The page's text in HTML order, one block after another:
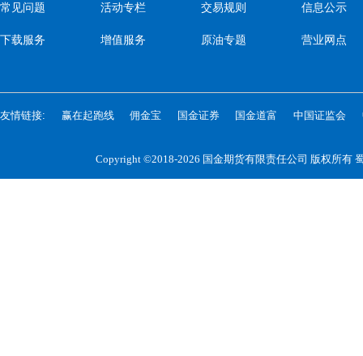
常见问题
下载服务
活动专栏
增值服务
交易规则
原油专题
信息公示
营业网点
友情链接: 赢在起跑线 佣金宝 国金证券 国金道富 中国证监会
Copyright ©2018-2026 国金期货有限责任公司 版权所有